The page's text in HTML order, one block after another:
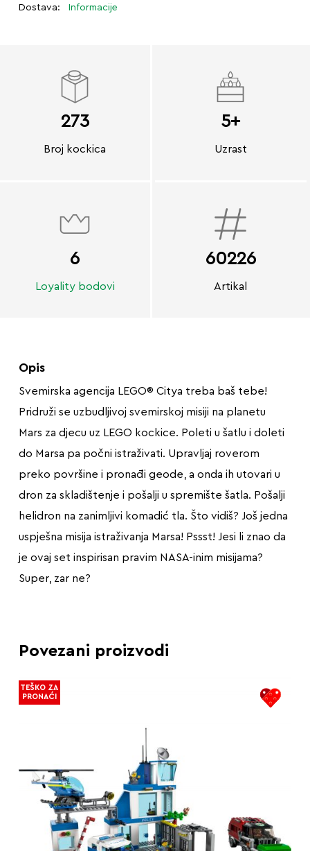
Dostava: Informacije
273
Broj kockica
5+
Uzrast
6
Loyality bodovi
60226
Artikal
Opis
Svemirska agencija LEGO® Citya treba baš tebe!
Pridruži se uzbudljivoj svemirskoj misiji na planetu
Mars za djecu uz LEGO kockice. Poleti u šatlu i doleti
do Marsa pa počni istraživati. Upravljaj roverom
preko površine i pronađi geode, a onda ih utovari u
dron za skladištenje i pošalji u spremište šatla. Pošalji
helidron na zanimljivi komadić tla. Što vidiš? Još jedna
uspješna misija istraživanja Marsa! Pssst! Jesi li znao da
je ovaj set inspirisan pravim NASA-inim misijama?
Super, zar ne?
Povezani proizvodi
TEŠKO ZA
PRONAĆI